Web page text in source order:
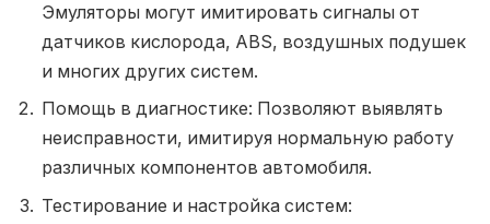
Эмуляторы могут имитировать сигналы от
датчиков кислорода, ABS, воздушных подушек
и многих других систем.
Помощь в диагностике: Позволяют выявлять
неисправности, имитируя нормальную работу
различных компонентов автомобиля.
Тестирование и настройка систем: